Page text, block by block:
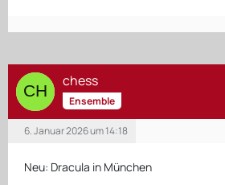
chess
Ensemble
6. Januar 2026 um 14:18
Neu: Dracula in München